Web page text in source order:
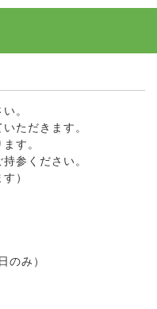
。
ただきます。
す。
参ください。
）
み）